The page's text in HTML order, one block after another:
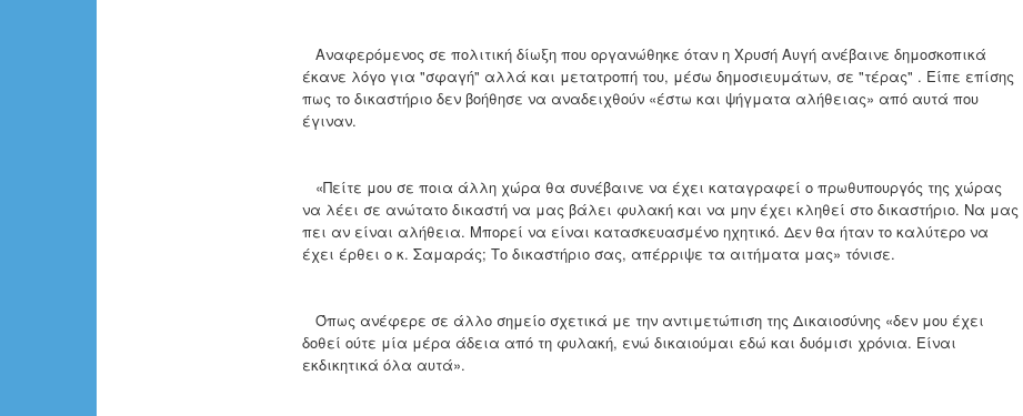
Αναφερόμενος σε πολιτική δίωξη που οργανώθηκε όταν η Χρυσή Αυγή ανέβαινε δημοσκοπικά
έκανε λόγο για "σφαγή" αλλά και μετατροπή του, μέσω δημοσιευμάτων, σε "τέρας" . Είπε επίσης
πως το δικαστήριο δεν βοήθησε να αναδειχθούν «έστω και ψήγματα αλήθειας» από αυτά που
έγιναν.
«Πείτε μου σε ποια άλλη χώρα θα συνέβαινε να έχει καταγραφεί ο πρωθυπουργός της χώρας
να λέει σε ανώτατο δικαστή να μας βάλει φυλακή και να μην έχει κληθεί στο δικαστήριο. Να μας
πει αν είναι αλήθεια. Μπορεί να είναι κατασκευασμένο ηχητικό. Δεν θα ήταν το καλύτερο να
έχει έρθει ο κ. Σαμαράς; Το δικαστήριο σας, απέρριψε τα αιτήματα μας» τόνισε.
Όπως ανέφερε σε άλλο σημείο σχετικά με την αντιμετώπιση της Δικαιοσύνης «δεν μου έχει
δοθεί ούτε μία μέρα άδεια από τη φυλακή, ενώ δικαιούμαι εδώ και δυόμισι χρόνια. Είναι
εκδικητικά όλα αυτά».